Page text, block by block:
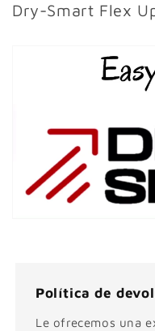
Dry-Smart Flex
Política de
Le ofrecemos una